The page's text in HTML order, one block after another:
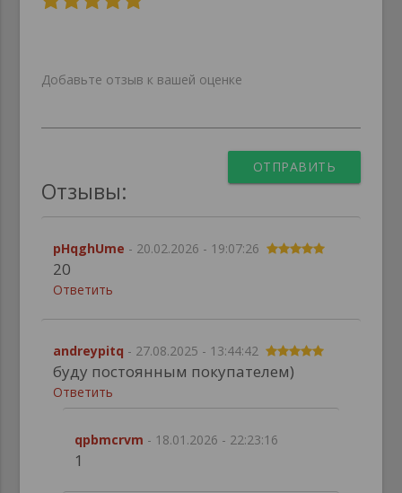
Добавьте отзыв к вашей оценке
ОТПРАВИТЬ
Отзывы:
pHqghUme - 20.02.2026 - 19:07:26
20
Ответить
andreypitq - 27.08.2025 - 13:44:42
буду постоянным покупателем)
Ответить
qpbmcrvm - 18.01.2026 - 22:23:16
1